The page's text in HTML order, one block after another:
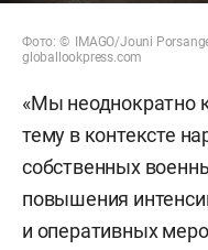
Фото: © IMAGO/Jouni
globallookpress.com
«Мы неоднократно
тему в контексте
собственных
повышения
и оперативных